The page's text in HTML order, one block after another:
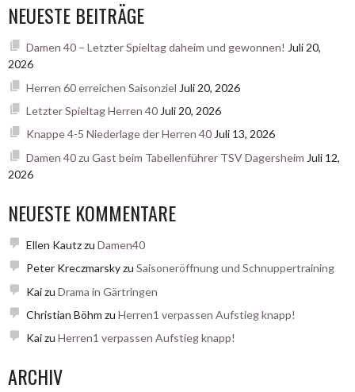
NEUESTE BEITRÄGE
Damen 40 – Letzter Spieltag daheim und gewonnen! Juli 20,
2026
Herren 60 erreichen Saisonziel Juli 20, 2026
Letzter Spieltag Herren 40 Juli 20, 2026
Knappe 4-5 Niederlage der Herren 40Juli 13, 2026
Damen 40 zu Gast beim Tabellenführer TSV Dagersheim Juli 12,
2026
NEUESTE KOMMENTARE
Ellen Kautzzu Damen40
Peter Kreczmarskyzu Saisoneröffnung und Schnuppertraining
Kaizu Drama in Gärtringen
Christian Böhm zu Herren1 verpassen Aufstieg knapp!
Kaizu Herren1 verpassen Aufstieg knapp!
ARCHIV